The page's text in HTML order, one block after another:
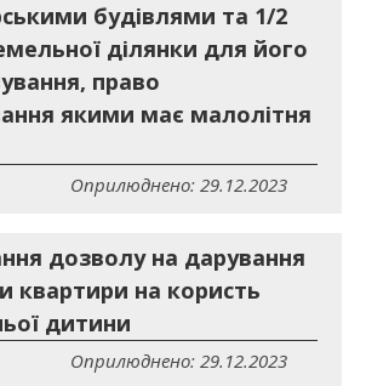
будівлями та 1/2
ділянки для його
право
якими має малолітня
Оприлюднено: 29.12.2023
дозволу на дарування
квартири на користь
дитини
Оприлюднено: 29.12.2023